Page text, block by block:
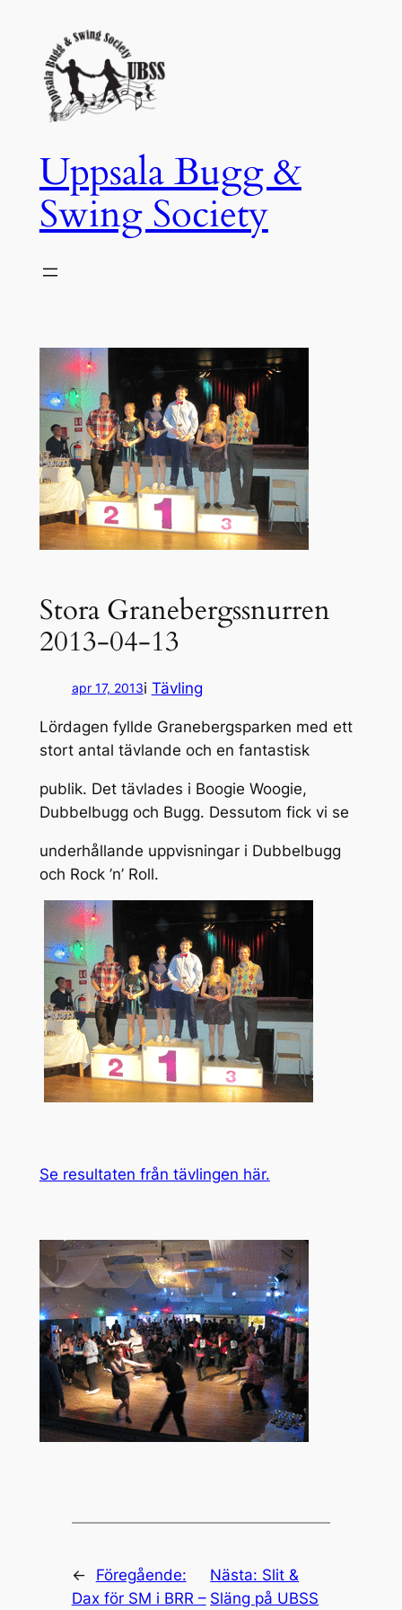
innehåll
Uppsala Bugg &
Swing Society
Stora Granebergssnurren
2013-04-13
apr 17, 2013i Tävling
Lördagen fyllde Granebergsparken med ett
stort antal tävlande och en fantastisk
publik. Det tävlades i Boogie Woogie,
Dubbelbugg och Bugg. Dessutom fick vi se
underhållande uppvisningar i Dubbelbugg
och Rock ’n’ Roll.
Se resultaten från tävlingen här.
←
Föregående:
Dax för SM i BRR –
Nästa: Slit &
Släng på UBSS